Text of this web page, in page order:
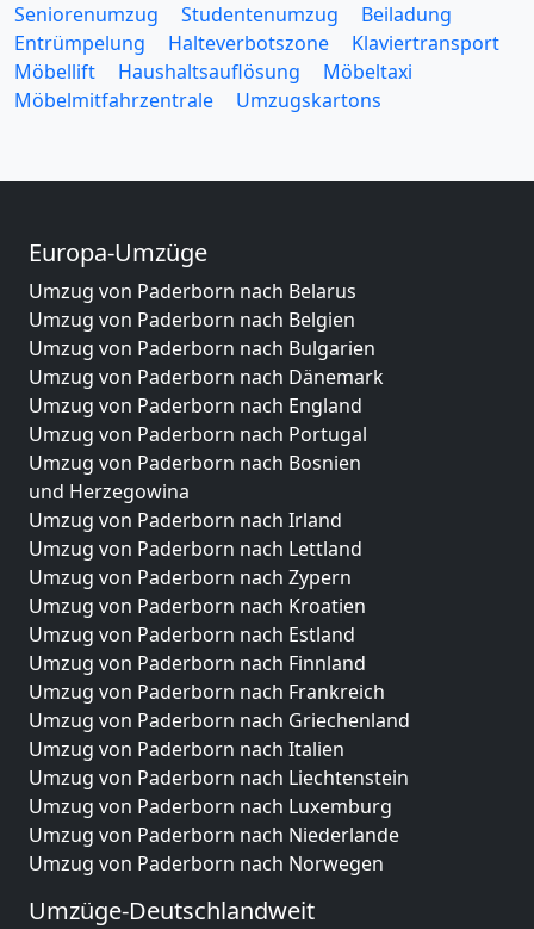
Seniorenumzug
Studentenumzug
Beiladung
Entrümpelung
Halteverbotszone
Klaviertransport
Möbellift
Haushaltsauflösung
Möbeltaxi
Möbelmitfahrzentrale
Umzugskartons
Europa-Umzüge
Umzug von Paderborn nach Belarus
Umzug von Paderborn nach Belgien
Umzug von Paderborn nach Bulgarien
Umzug von Paderborn nach Dänemark
Umzug von Paderborn nach England
Umzug von Paderborn nach Portugal
Umzug von Paderborn nach Bosnien
und Herzegowina
Umzug von Paderborn nach Irland
Umzug von Paderborn nach Lettland
Umzug von Paderborn nach Zypern
Umzug von Paderborn nach Kroatien
Umzug von Paderborn nach Estland
Umzug von Paderborn nach Finnland
Umzug von Paderborn nach Frankreich
Umzug von Paderborn nach Griechenland
Umzug von Paderborn nach Italien
Umzug von Paderborn nach Liechtenstein
Umzug von Paderborn nach Luxemburg
Umzug von Paderborn nach Niederlande
Umzug von Paderborn nach Norwegen
Umzüge-Deutschlandweit